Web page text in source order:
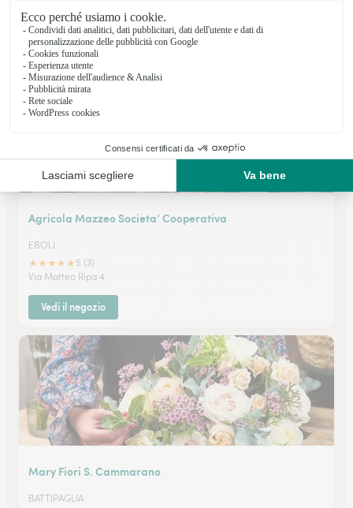
★ 5 (5)
Via G. Matteotti 34
Vedi il negozio
Agricola Mazzeo Societa’ Cooperativa
EBOLI
★★★★★ 5 (3)
Via Matteo Ripa 4
Vedi il negozio
Mary Fiori S. Cammarano
BATTIPAGLIA